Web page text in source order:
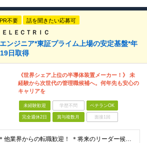
不要 話を聞きたい応募可
ＬＥＣＴＲＩＣ
ンジニア*東証プライム上場の安定基盤*年
日取得
《世界シェア上位の半導体装置メーカー！》 未
経験から次世代の管理職候補へ。何年先も安心の
キャリアを
未経験歓迎 学歴不問 ベテランOK
完全週休2日 賞与複数月 面接1回
＊他業界からの転職歓迎！ ＊将来のリーダー候補募集 ◆高卒以上 ◆何らかのモノづくりに関わる実務経験がある方（業界不問） ※製造現場だけでなく、品質管理、生産技術、品質保証、設計関連の 経験者も幅